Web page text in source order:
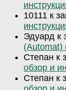
10111 к
Эдуард к
(Automat)
Степан к
обзор и
Степан к